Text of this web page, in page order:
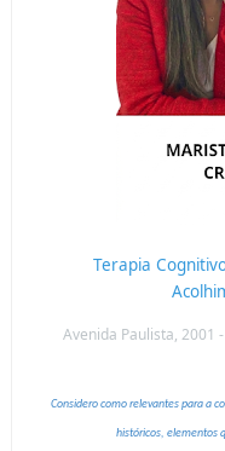
Terapia
Avenida Paulista, 2001
Considero como relevantes para a
históricos, elementos